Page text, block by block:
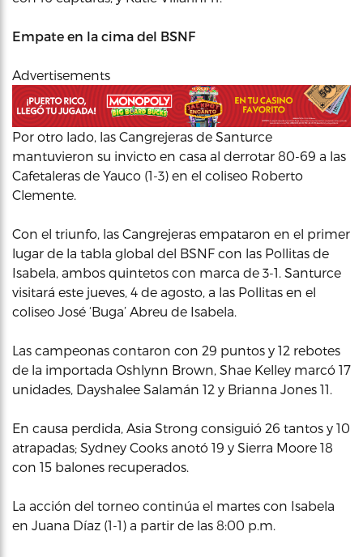
Empate en la cima del BSNF
Advertisements
Por otro lado, las Cangrejeras de Santurce
mantuvieron su invicto en casa al derrotar 80-69 a las
Cafetaleras de Yauco (1-3) en el coliseo Roberto
Clemente.
Con el triunfo, las Cangrejeras empataron en el primer
lugar de la tabla global del BSNF con las Pollitas de
Isabela, ambos quintetos con marca de 3-1. Santurce
visitará este jueves, 4 de agosto, a las Pollitas en el
coliseo José ‘Buga’ Abreu de Isabela.
Las campeonas contaron con 29 puntos y 12 rebotes
de la importada Oshlynn Brown, Shae Kelley marcó 17
unidades, Dayshalee Salamán 12 y Brianna Jones 11.
En causa perdida, Asia Strong consiguió 26 tantos y 10
atrapadas; Sydney Cooks anotó 19 y Sierra Moore 18
con 15 balones recuperados.
La acción del torneo continúa el martes con Isabela
en Juana Díaz (1-1) a partir de las 8:00 p.m.